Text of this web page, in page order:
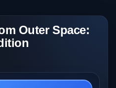
Outer Space: